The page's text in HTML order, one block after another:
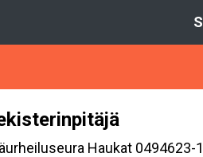
Haukat 0494623-1